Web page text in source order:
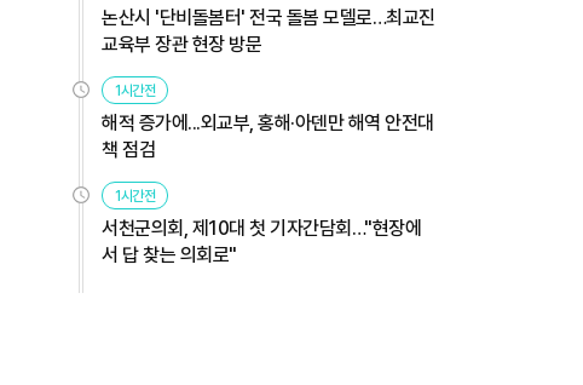
논산시 '단비돌봄터' 전국 돌봄 모델로…최교진
교육부 장관 현장 방문
1시간전
해적 증가에...외교부, 홍해·아덴만 해역 안전대
책 점검
1시간전
서천군의회, 제10대 첫 기자간담회…"현장에
서 답 찾는 의회로"